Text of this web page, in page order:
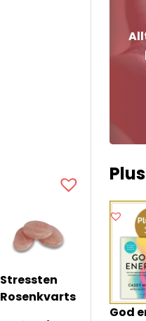
Stressten
Rosenkvarts
God